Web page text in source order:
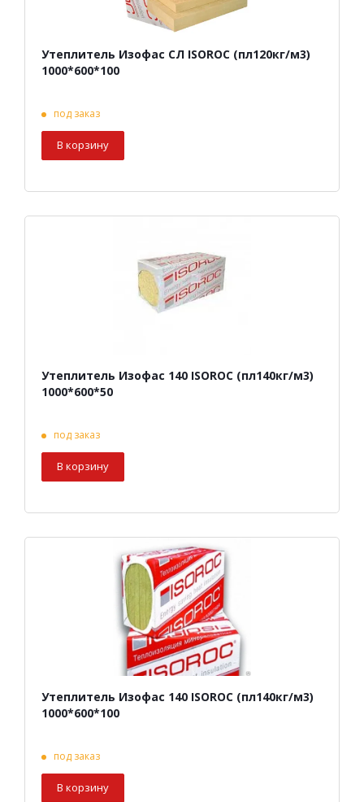
Утеплитель Изофас СЛ ISOROC (пл120кг/м3)
1000*600*100
под заказ
В корзину
Утеплитель Изофас 140 ISOROC (пл140кг/м3)
1000*600*50
под заказ
В корзину
Утеплитель Изофас 140 ISOROC (пл140кг/м3)
1000*600*100
под заказ
В корзину